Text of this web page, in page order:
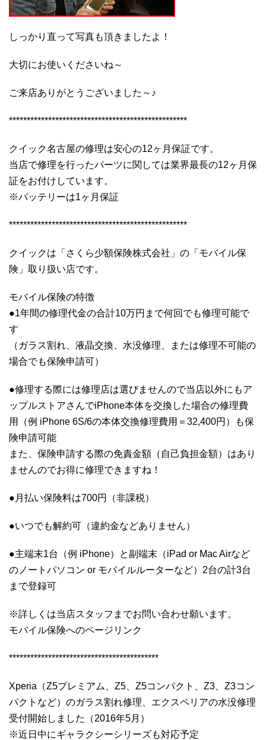
しっかり直って写真も頂きましたよ！
大切にお使いくださいね～
ご来店ありがとうございました～♪
**************************************************
クイック名古屋の修理は安心の12ヶ月保証です。
当店で修理を行ったパーツに関しては業界最長の12ヶ月保
証をお付けしています。
※バッテリーは1ヶ月保証
**************************************************
クイックは「さくら少額保険株式会社」の「モバイル保
険」取り扱い店です。
モバイル保険の特徴
●1年間の修理代金の合計10万円まで何回でも修理可能で
す
（ガラス割れ、液晶交換、水没修理、または修理不可能の
場合でも保険申請可）
●修理する際には修理店は選びませんので当店以外にもア
ップルストアさんでiPhone本体を交換した場合の修理費
用（例 iPhone 6S/6の本体交換修理費用＝32,400円）も保
険申請可能
また、保険申請する際の免責金額（自己負担金額）はあり
ませんのでお得に修理できますね！
●月払い保険料は700円（非課税）
●いつでも解約可（違約金などありません）
●主端末1台（例 iPhone）と副端末（iPad or Mac Airなど
のノートパソコン or モバイルルーターなど）2台の計3台
まで登録可
※詳しくは当店スタッフまでお問い合わせ願います。
モバイル保険へのページリンク
******************************************
Xperia（Z5プレミアム、Z5、Z5コンパクト、Z3、Z3コン
パクトなど）のガラス割れ修理、エクスペリアの水没修理
受付開始しました（2016年5月）
※近日中にギャラクシーシリーズも対応予定